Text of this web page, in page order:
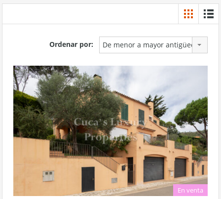
Ordenar por: De menor a mayor antigüedad
En venta